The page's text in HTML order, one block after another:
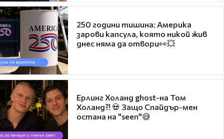
250 години тишина: Америка
зарови капсула, която никой жив
днес няма да отвори👀💥
Ерлинг Холанд ghost-на Том
Холанд?! 💀 Защо Спайдър-мен
остана на "seen"😅